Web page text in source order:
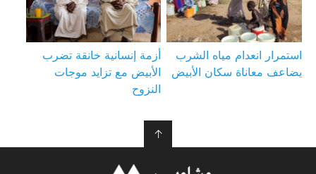
استمرار انعدام مياه الشرب
يضاعف معاناة سكان الأبيض
أزمة إنسانية خانقة تضرب
الأبيض مع تزايد موجات
النزوح
↑